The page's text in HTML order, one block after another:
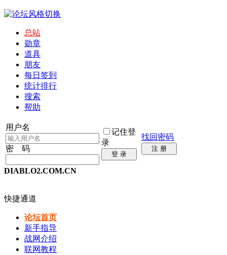
总站
勋章
道具
朋友
每日签到
统计排行
搜索
帮助
用户名
密 码
记住登
录
登 录
找回密码
注 册
DIABLO2.COM.CN
快捷通道
论坛首页
新手指导
战网介绍
联网教程